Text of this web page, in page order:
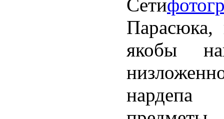
Сети
Парасюка,
якобы
нардепа